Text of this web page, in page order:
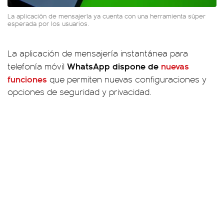
La aplicación de mensajería ya cuenta con una herramienta súper
esperada por los usuarios.
La aplicación de mensajería instantánea para
telefonía móvil WhatsApp dispone de nuevas
funciones que permiten nuevas configuraciones y
opciones de seguridad y privacidad.